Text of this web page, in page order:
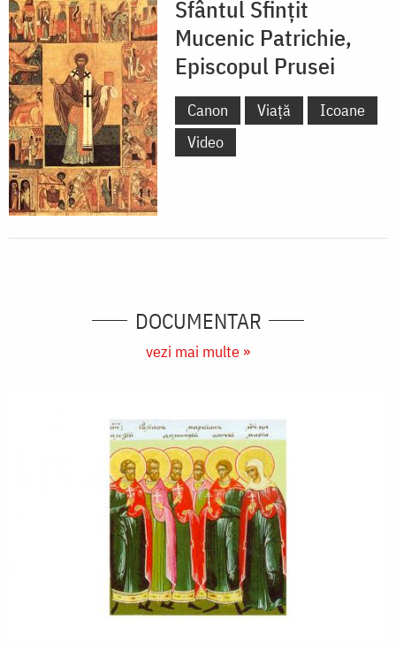
Sfântul Sfințit
Mucenic Patrichie,
Episcopul Prusei
Canon Viață
Icoane
Video
DOCUMENTAR
vezi mai multe »